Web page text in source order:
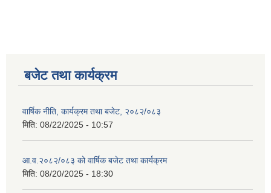
बजेट तथा कार्यक्रम
वार्षिक नीति, कार्यक्रम तथा बजेट, २०८२/०८३
मिति: 08/22/2025 - 10:57
आ.व.२०८२/०८३ को वार्षिक बजेट तथा कार्यक्रम
मिति: 08/20/2025 - 18:30